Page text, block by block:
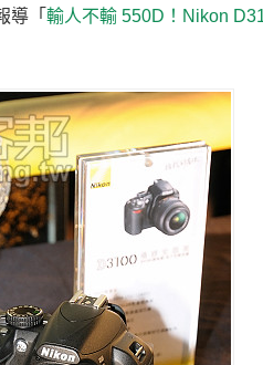
導「 輸人不輸 550D！Nikon